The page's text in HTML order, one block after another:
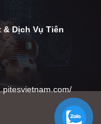
& Dịch Vụ Tiên